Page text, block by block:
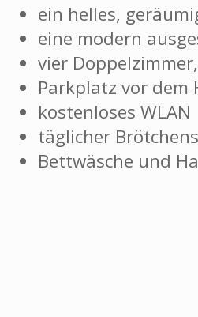
ein helles,
eine modern
vier
Parkplatz vor dem
kostenloses WLAN
täglicher
Bettwäsche und